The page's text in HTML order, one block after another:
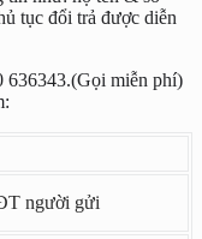
tục đổi trả được diễn
636343.(Gọi miễn phí)
người gửi